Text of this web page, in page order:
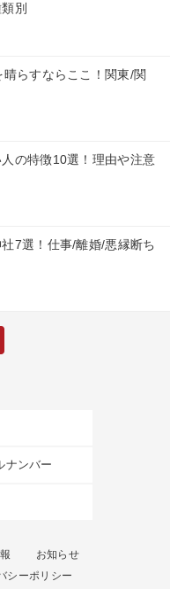
別
らすならここ！関東/関
の特徴10選！理由や注意
社7選！仕事/離婚/悪縁断ち
ナンバー
お知らせ
シーポリシー